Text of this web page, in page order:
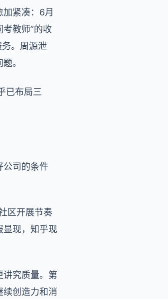
紧凑：6月
教师”的收
。周源泄
。
已布局三
公司的条件
区开展节奏
显现，知乎现
讲究质量。第
续创造力和消